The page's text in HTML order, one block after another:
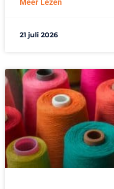
Meer Lezen
21 juli 2026